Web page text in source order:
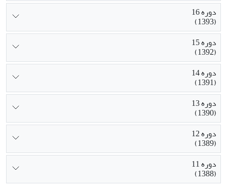
دوره 16
(1393)
دوره 15
(1392)
دوره 14
(1391)
دوره 13
(1390)
دوره 12
(1389)
دوره 11
(1388)